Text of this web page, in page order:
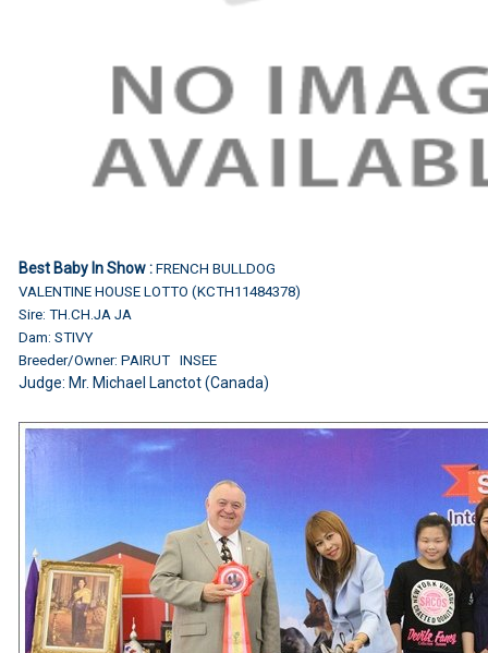
Best Baby In Show : FRENCH BULLDOG
VALENTINE HOUSE LOTTO (KCTH11484378)
Sire: TH.CH.JA JA
Dam: STIVY
Breeder/Owner: PAIRUT INSEE
Judge: Mr. Michael Lanctot (Canada)